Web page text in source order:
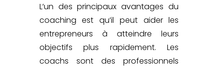
L’un des principaux avantages du
coaching est qu’il peut aider les
entrepreneurs à atteindre leurs
objectifs plus rapidement.Les
coachs sont des professionnels